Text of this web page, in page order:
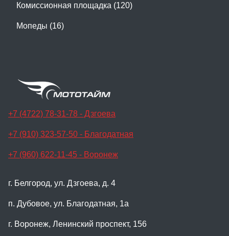
Комиссионная площадка (120)
Мопеды (16)
+7 (4722) 78-31-78 - Дзгоева
+7 (910) 323-57-50 - Благодатная
+7 (960) 622-11-45 - Воронеж
г. Белгород, ул. Дзгоева, д. 4
п. Дубовое, ул. Благодатная, 1а
г. Воронеж, Ленинский проспект, 156